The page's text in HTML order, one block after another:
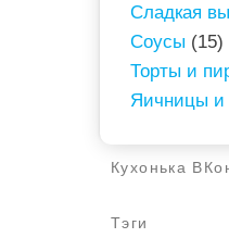
Сладкая
Соусы (15)
Торты и
Яичницы и
Кухонька
Тэги